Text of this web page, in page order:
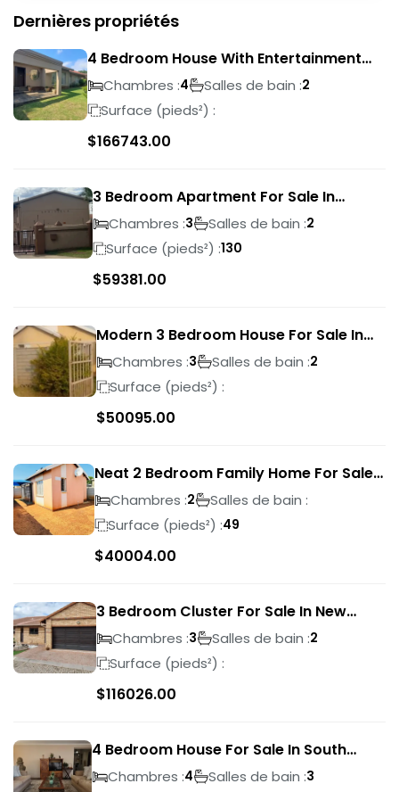
Dernières propriétés
4 Bedroom House With Entertainment
Area In Randhart
Chambres :4 Salles de bain :2
Surface (pieds²) :
$166743.00
3 Bedroom Apartment For Sale In
Verwoerdpark
Chambres :3 Salles de bain :2
Surface (pieds²) :130
$59381.00
Modern 3 Bedroom House For Sale In
Albertsdal
Chambres :3 Salles de bain :2
Surface (pieds²) :
$50095.00
Neat 2 Bedroom Family Home For Sale
In Sky City
Chambres :2
Salles de bain :
Surface (pieds²) :49
$40004.00
3 Bedroom Cluster For Sale In New
Market Park
Chambres :3 Salles de bain :2
Surface (pieds²) :
$116026.00
4 Bedroom House For Sale In South
CrestChambres :4 Salles de bain :3